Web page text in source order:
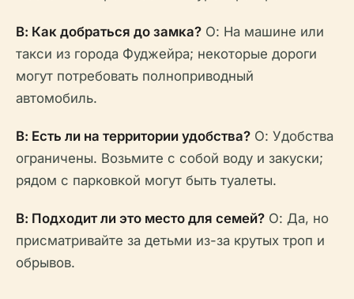
В: Как добраться до замка? О: На машине или
такси из города Фуджейра; некоторые дороги
могут потребовать полноприводный
автомобиль.
В: Есть ли на территории удобства? О: Удобства
ограничены. Возьмите с собой воду и закуски;
рядом с парковкой могут быть туалеты.
В: Подходит ли это место для семей? О: Да, но
присматривайте за детьми из-за крутых троп и
обрывов.